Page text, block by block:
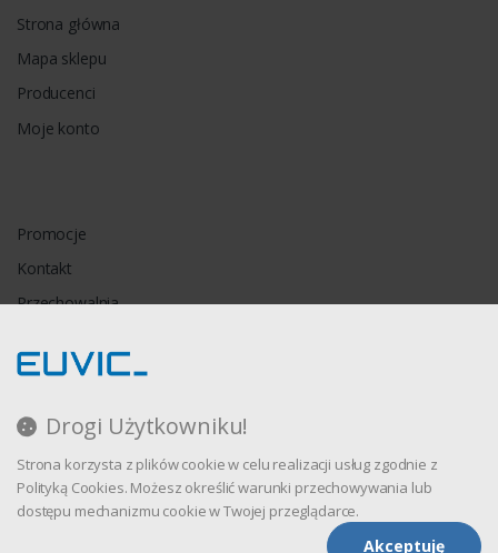
Drogi Użytkowniku!
Strona korzysta z plików cookie w celu realizacji usług zgodnie z
Polityką Cookies. Możesz określić warunki przechowywania lub
dostępu mechanizmu cookie w Twojej przeglądarce.
Akceptuję
Strona główna
Mapa sklepu
Producenci
Moje konto
Promocje
Kontakt
Przechowalnia
Regulamin
Polityka prywatności